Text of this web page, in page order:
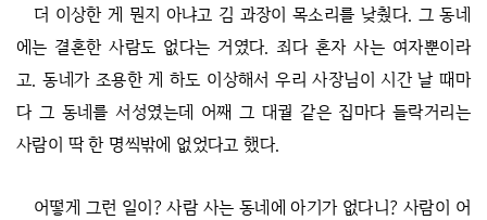
더 이상한 게 뭔지 아냐고 김 과장이 목소리를 낮췄다. 그 동네
에는 결혼한 사람도 없다는 거였다. 죄다 혼자 사는 여자뿐이라
고. 동네가 조용한 게 하도 이상해서 우리 사장님이 시간 날 때마
다 그 동네를 서성였는데 어째 그 대궐 같은 집마다 들락거리는
사람이 딱 한 명씩밖에 없었다고 했다.
어떻게 그런 일이? 사람 사는 동네에 아기가 없다니? 사람이 어